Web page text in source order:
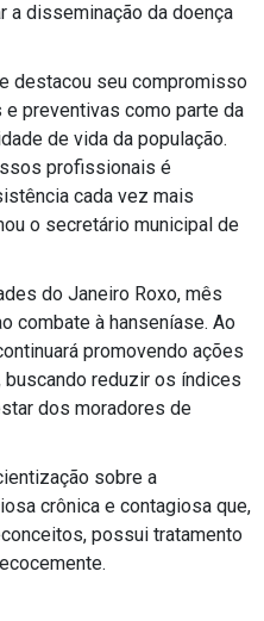
a disseminação da doença
destacou seu compromisso
preventivas como parte da
de vida da população.
profissionais é
cada vez mais
o secretário municipal de
do Janeiro Roxo, mês
combate à hanseníase. Ao
promovendo ações
buscando reduzir os índices
dos moradores de
sobre a
crônica e contagiosa que,
possui tratamento